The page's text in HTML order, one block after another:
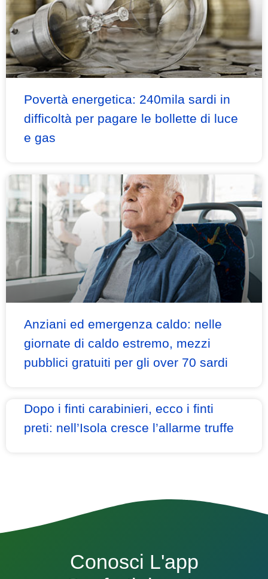
Povertà energetica: 240mila sardi in
difficoltà per pagare le bollette di luce
e gas
Anziani ed emergenza caldo: nelle
giornate di caldo estremo, mezzi
pubblici gratuiti per gli over 70 sardi
Dopo i finti carabinieri, ecco i finti
preti: nell’Isola cresce l’allarme truffe
Conosci L'app